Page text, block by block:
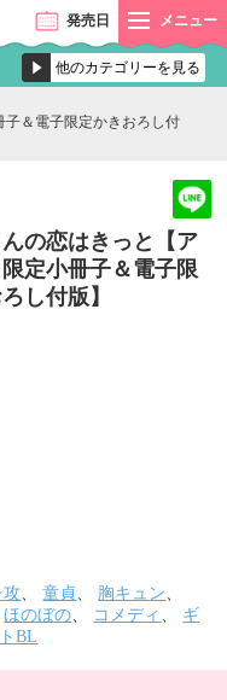
発売日 メニュー
＆電子限定かきおろし付
の恋はきっと【ア
定小冊子＆電子限
し付版】
攻、童貞、 胸キュン、
ほのぼの、 コメディ 、 ギ
BL